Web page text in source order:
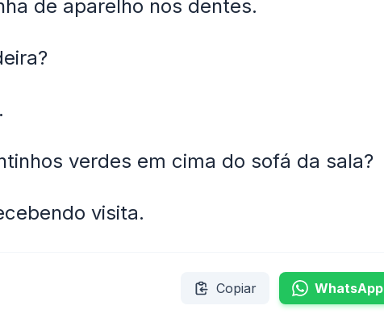
de aparelho nos dentes.
verdes em cima do sofá da sala?
visita.
Copiar WhatsApp